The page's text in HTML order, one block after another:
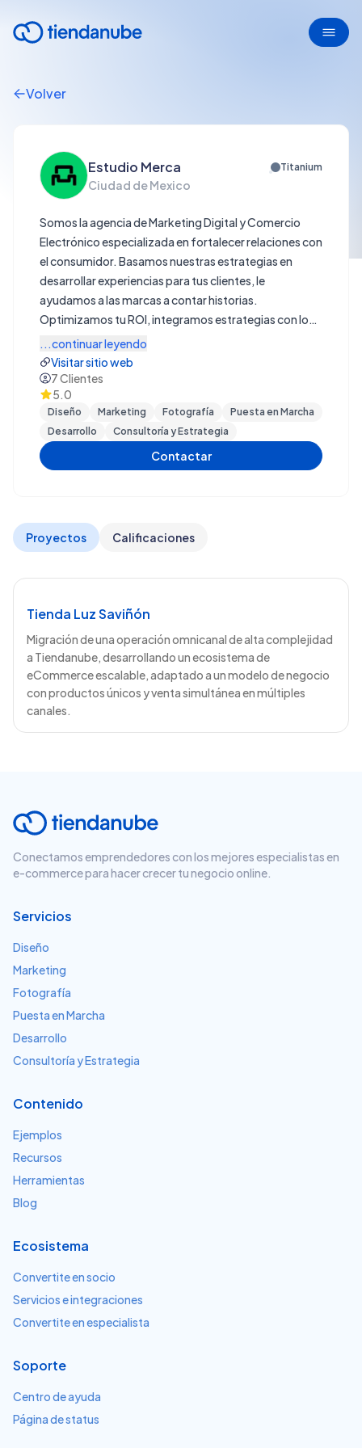
Volver
Estudio Merca Titanium
Ciudad de Mexico
Somos la agencia de Marketing Digital y Comercio
Electrónico especializada en fortalecer relaciones con
el consumidor. Basamos nuestras estrategias en
desarrollar experiencias para tus clientes, le
ayudamos a las marcas a contar historias.
Optimizamos tu ROI, integramos estrategias con los
mejores marketplaces de América Latina y
conversamos con tu mercado. Considerada en las
mejores agencias de México en Merca 2.0 desde
2017.
...continuar leyendo
Visitar sitio web
7Clientes
5.0
Diseño Marketing Fotografía
Puesta en Marcha
Desarrollo
Consultoría y Estrategia
Contactar
Proyectos Calificaciones
Tienda Luz Saviñón
Migración de una operación omnicanal de alta complejidad
a Tiendanube, desarrollando un ecosistema de
eCommerce escalable, adaptado a un modelo de negocio
con productos únicos y venta simultánea en múltiples
canales.
Conectamos emprendedores con los mejores especialistas en
e-commerce para hacer crecer tu negocio online.
Servicios
Diseño
Marketing
Fotografía
Puesta en Marcha
Desarrollo
Consultoría y Estrategia
Contenido
Ejemplos
Recursos
Herramientas
Blog
Ecosistema
Convertite en socio
Servicios e integraciones
Convertite en especialista
Soporte
Centro de ayuda
Página de status